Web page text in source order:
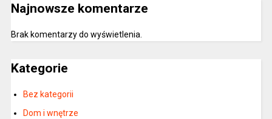
Najnowsze komentarze
Brak komentarzy do wyświetlenia.
Kategorie
Bez kategorii
Dom i wnętrze